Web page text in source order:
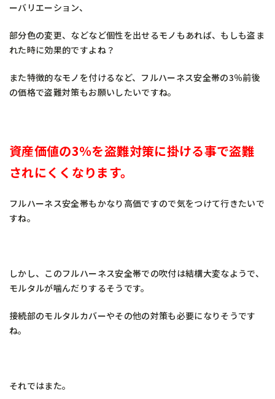
ーバリエーション、
部分色の変更、などなど個性を出せるモノもあれば、もしも盗ま
れた時に効果的ですよね？
また特徴的なモノを付けるなど、フルハーネス安全帯の3％前後
の価格で盗難対策もお願いしたいですね。
資産価値の3％を盗難対策に掛ける事で盗難
されにくくなります。
フルハーネス安全帯もかなり高価ですので気をつけて行きたいで
すね。
しかし、このフルハーネス安全帯での吹付は結構大変なようで、
モルタルが噛んだりするそうです。
接続部のモルタルカバーやその他の対策も必要になりそうです
ね。
それではまた。